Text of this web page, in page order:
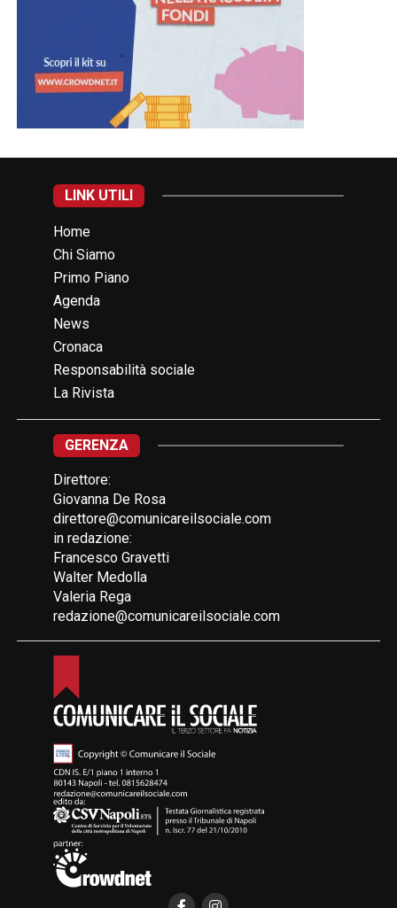
LINK UTILI
Home
Chi Siamo
Primo Piano
Agenda
News
Cronaca
Responsabilità sociale
La Rivista
GERENZA
Direttore:
Giovanna De Rosa
direttore@comunicareilsociale.com
in redazione:
Francesco Gravetti
Walter Medolla
Valeria Rega
redazione@comunicareilsociale.com